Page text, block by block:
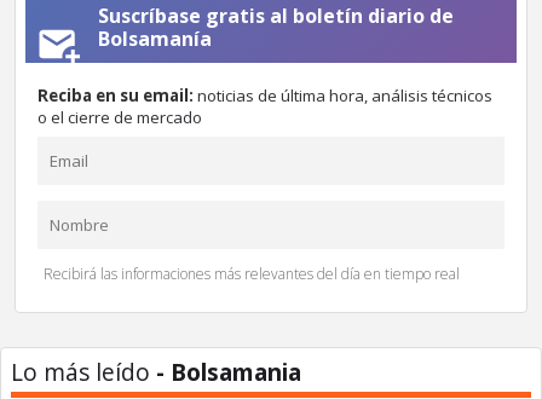
Suscríbase gratis al boletín diario de
Bolsamanía
Reciba en su email: noticias de última hora, análisis técnicos
o el cierre de mercado
Recibirá las informaciones más relevantes del día en tiempo real
Lo más leído - Bolsamania